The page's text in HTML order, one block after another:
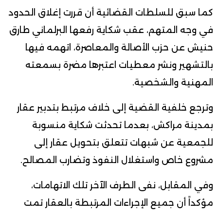
كما سبق للسلطات القضائية أن قررت إغلاق الحدود
في وجه المتهم، عقب شكاية رفعها البرلماني طارق
حنيش عن حزب الأصالة والمعاصرة، اتهمه فيها
بالتشهير ونشر معطيات اعتبرها مضرة بسمعته
المهنية والشخصية.
وترجع خلفية القضية إلى خلاف مرتبط بتدبير عقار
بمدينة مراكش، بعدما تحدثت شكاية منسوبة
للجمعية عن شبهات تتعلق بتحويل عقار إلى
مشروع خاص واستغلال النفوذ وتضارب المصالح.
وفي المقابل، نفى الطرف الآخر تلك الاتهامات،
مؤكداً أن جميع الإجراءات المرتبطة بالعقار تمت